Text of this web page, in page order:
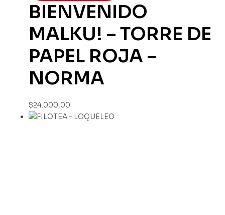
BIENVENIDO
MALKU! – TORRE DE
PAPEL ROJA –
NORMA
$24.000,00